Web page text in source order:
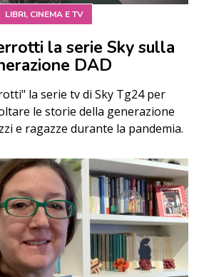
LIBRI, CINEMA E TV
la serie Sky sulla
DAD
la serie tv di Sky Tg24 per
le storie della generazione
e ragazze durante la pandemia.